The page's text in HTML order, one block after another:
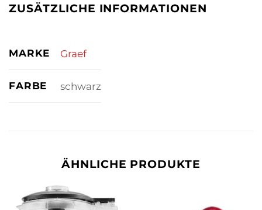
ZUSÄTZLICHE INFORMATIONEN
MARKE Graef
FARBE schwarz
ÄHNLICHE PRODUKTE